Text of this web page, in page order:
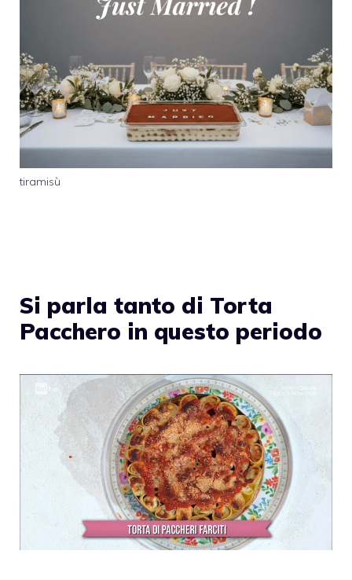
tiramisù
Si parla tanto di Torta
Pacchero in questo periodo